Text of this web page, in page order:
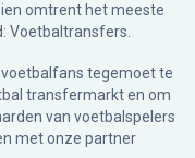
omtrent het meeste
Voetbaltransfers.
tegemoet te
transfermarkt en om
van voetbalspelers
met onze partner